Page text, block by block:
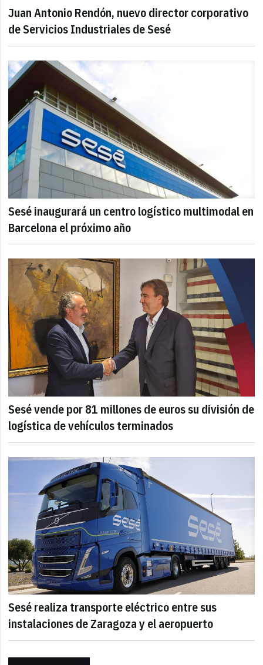
Juan Antonio Rendón, nuevo director corporativo
de Servicios Industriales de Sesé
Sesé inaugurará un centro logístico multimodal en
Barcelona el próximo año
Sesé vende por 81 millones de euros su división de
logística de vehículos terminados
Sesé realiza transporte eléctrico entre sus
instalaciones de Zaragoza y el aeropuerto